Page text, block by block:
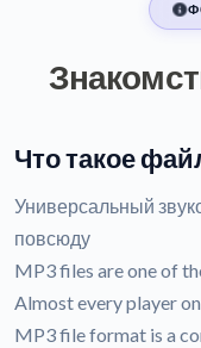
Что такое
Универсальный
повсюду
MP3 files are one of
Almost every player
MP3 file format is a